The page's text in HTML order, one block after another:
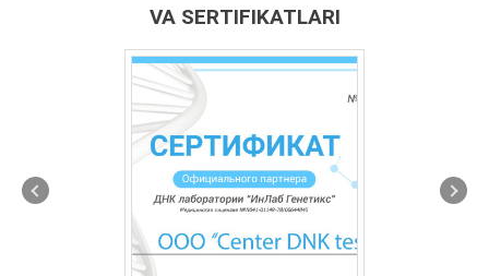
VA SERTIFIKATLARI